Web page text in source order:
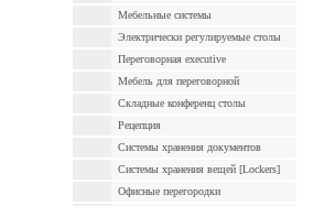
Мебельные системы
Электрически pегулируемые cтолы
Переговорная executive
Мебель для переговорной
Складные конференц столы
Рецепция
Cистемы хранения документов
Системы хранения вещей [Lockers]
Офисные перегородки